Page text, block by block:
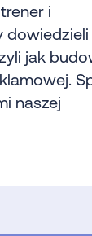
i
jak
naszej